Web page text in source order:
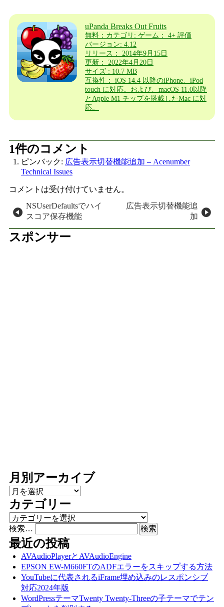
uPanda Breaks Out Fruits
無料：カテゴリ: ゲーム： 4+ 評価
バージョン: 4.12
リリース： 2014年9月15日
更新： 2022年4月20日
サイズ : 10.7 MB
互換性： iOS 14.4 以降のiPhone、iPod
touch に対応。および、macOS 11.0以降
とApple M1 チップを搭載したMac に対
応。
1件のコメント
ピンバック: 広告表示切替機能追加 – Acenumber
Technical Issues
コメントは受け付けていません。
投稿ナビゲーション
NSUserDefaultsでハイ
スコア保存機能
広告表示切替機能追
加
スポンサー
月別アーカイブ
月別アーカイブ
カテゴリー
カテゴリー
検索…
最近の投稿
AVAudioPlayerとAVAudioEngine
EPSON EW-M660FTのADFエラーをスキップする方法
YouTubeに代表されるiFrame埋め込みのレスポンシブ
対応2024年版
WordPressテーマTwenty Twenty-Threeの子テーマでテン